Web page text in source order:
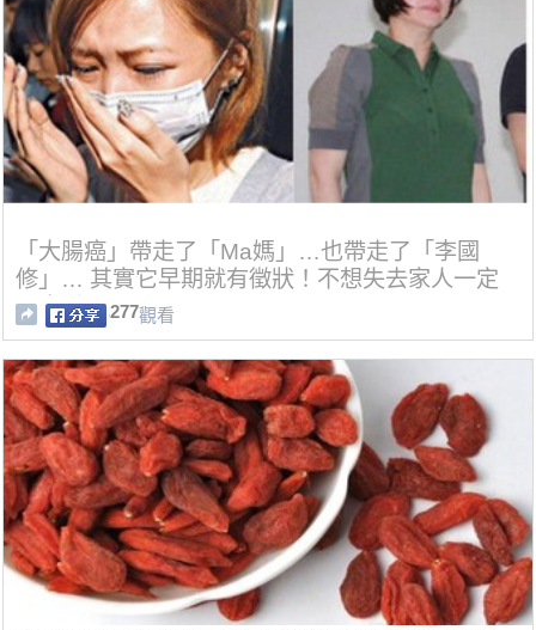
「大腸癌」帶走了「Ma媽」…也帶走了「李國
修」… 其實它早期就有徵狀！不想失去家人一定
要會看！！
277觀看